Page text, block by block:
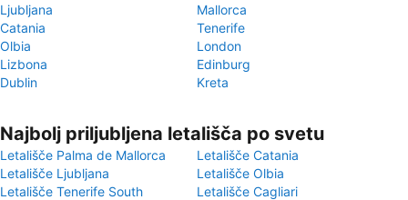
Ljubljana
Mallorca
Catania
Tenerife
Olbia
London
Lizbona
Edinburg
Dublin
Kreta
Najbolj priljubljena letališča po svetu
Letališče Palma de Mallorca
Letališče Catania
Letališče Ljubljana
Letališče Olbia
Letališče Tenerife South
Letališče Cagliari